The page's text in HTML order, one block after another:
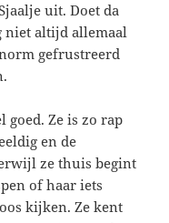
uit. Doet da
niet altijd allemaal
gefrustreerd
goed. Ze is zo rap
en de
ze thuis begint
of haar iets
kijken. Ze kent